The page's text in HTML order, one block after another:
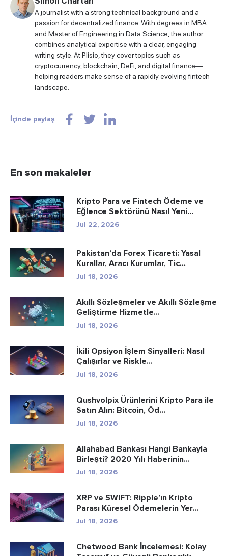
A journalist with a strong technical background and a
passion for decentralized finance. With degrees in MBA
and Master of Engineering in Data Science, the author
combines analytical expertise with a clear, engaging
writing style. At Plisio, they cover topics such as
cryptocurrency, blockchain, DeFi, and digital finance—
helping readers make sense of a rapidly evolving fintech
landscape.
İçinde paylaş
En son makaleler
Kripto Para ve Fintech Ödeme ve
Eğlence Sektörünü Nasıl Yeni...
Jul 22, 2026
Pakistan’da Forex Ticareti: Yasal
Kurallar, Aracı Kurumlar, Tic...
Jul 18, 2026
Akıllı Sözleşmeler ve Akıllı Sözleşme
Geliştirme Hizmetle...
Jul 18, 2026
İkili Opsiyon İşlem Sinyalleri: Nasıl
Çalışırlar ve Riskle...
Jul 18, 2026
Qushvolpix Ürünlerini Kripto Para ile
Satın Alın: Bitcoin, Öd...
Jul 18, 2026
Allahabad Bankası Hangi Bankayla
Birleşti? 2020 Yılı Haberinin...
Jul 18, 2026
XRP ve SWIFT: Ripple’ın Kripto
Parası Küresel Ödemelerin Yer...
Jul 18, 2026
Chetwood Bank İncelemesi: Kolay